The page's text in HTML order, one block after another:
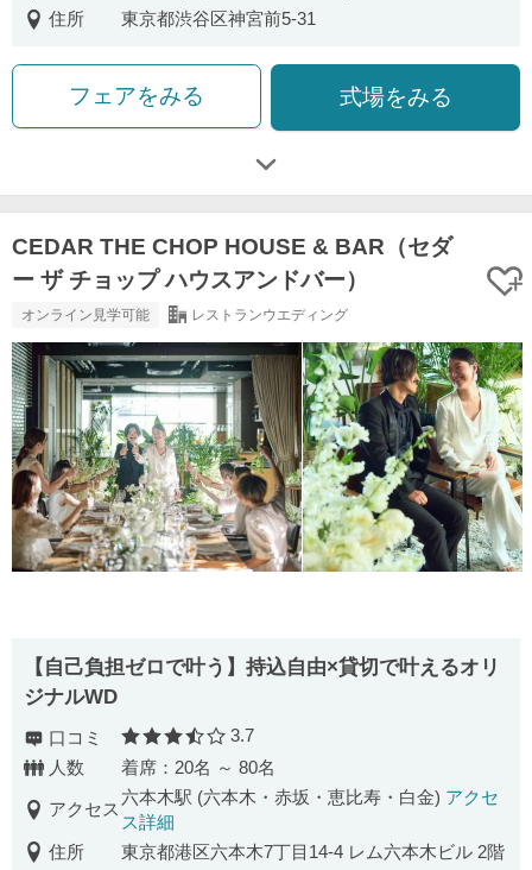
住所
東京都渋谷区神宮前5-31
フェアをみる 式場をみる
CEDAR THE CHOP HOUSE & BAR（セダ
ー ザ チョップ ハウスアンドバー）
オンライン見学可能 レストランウエディング
【自己負担ゼロで叶う】持込自由×貸切で叶えるオリ
ジナルWD
口コミ 口コミ評価
3.7
人数
着席：20名 ～ 80名
アクセス
六本木駅 (六本木・赤坂・恵比寿・白金) アクセ
ス詳細
住所
東京都港区六本木7丁目14-4 レム六本木ビル 2階